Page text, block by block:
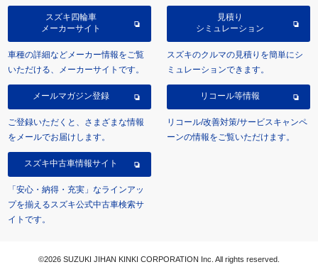
スズキ四輪車
メーカーサイト
車種の詳細などメーカー情報をご覧
いただける、メーカーサイトです。
見積り
シミュレーション
スズキのクルマの見積りを簡単にシ
ミュレーションできます。
メールマガジン登録
ご登録いただくと、さまざまな情報
をメールでお届けします。
リコール等情報
リコール/改善対策/サービスキャンペ
ーンの情報をご覧いただけます。
スズキ中古車情報サイト
「安心・納得・充実」なラインアッ
プを揃えるスズキ公式中古車検索サ
イトです。
©2026 SUZUKI JIHAN KINKI CORPORATION Inc. All rights reserved.